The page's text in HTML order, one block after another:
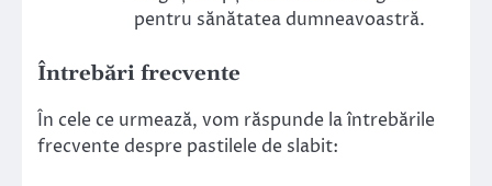
pentru sănătatea dumneavoastră.
Întrebări frecvente
În cele ce urmează, vom răspunde la întrebările
frecvente despre pastilele de slabit: